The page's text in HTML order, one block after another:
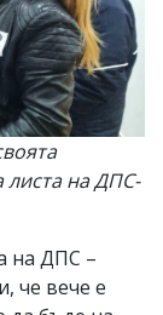
на ДПС-
на ДПС –
че вече е